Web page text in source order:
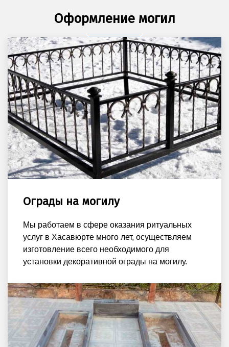
Оформление могил
Ограды на могилу
Мы работаем в сфере оказания ритуальных
услуг в Хасавюрте много лет, осуществляем
изготовление всего необходимого для
установки декоративной ограды на могилу.